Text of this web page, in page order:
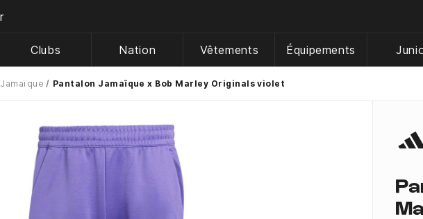
Clubs Nation Vêtements Équipements
Jamaïque Pantalon Jamaïque x Bob Marley Originals violet